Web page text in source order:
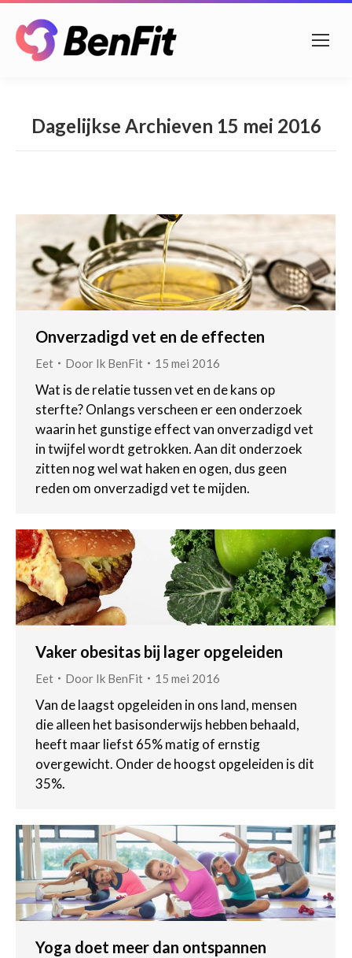
Dagelijkse Archieven 15 mei 2016
Onverzadigd vet en de effecten
Eet Door Ik BenFit 15 mei 2016
Wat is de relatie tussen vet en de kans op
sterfte? Onlangs verscheen er een onderzoek
waarin het gunstige effect van onverzadigd vet
in twijfel wordt getrokken. Aan dit onderzoek
zitten nog wel wat haken en ogen, dus geen
reden om onverzadigd vet te mijden.
Vaker obesitas bij lager opgeleiden
Eet Door Ik BenFit 15 mei 2016
Van de laagst opgeleiden in ons land, mensen
die alleen het basisonderwijs hebben behaald,
heeft maar liefst 65% matig of ernstig
overgewicht. Onder de hoogst opgeleiden is dit
35%.
Yoga doet meer dan ontspannen